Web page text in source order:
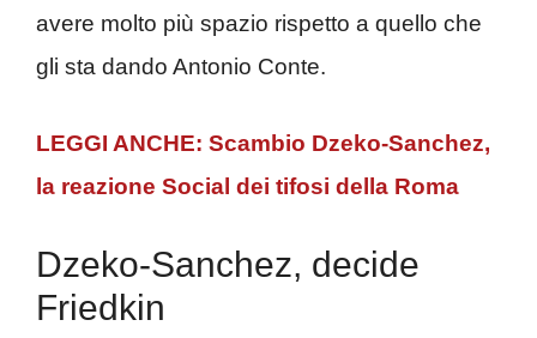
avere molto più spazio rispetto a quello che
gli sta dando Antonio Conte.
LEGGI ANCHE: Scambio Dzeko-Sanchez,
la reazione Social dei tifosi della Roma
Dzeko-Sanchez, decide
Friedkin